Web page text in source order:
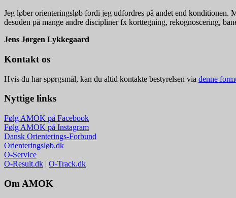
Jeg løber orienteringsløb fordi jeg udfordres på andet end
desuden på mange andre discipliner fx korttegning, rekognoscering,
Jens Jørgen Lykkegaard
Kontakt os
Hvis du har spørgsmål, kan du altid kontakte bestyrelsen via denne
Nyttige links
Følg AMOK på Facebook
Følg AMOK på Instagram
Dansk Orienterings-Forbund
Orienteringsløb.dk
O-Service
O-Result.dk | O-Track.dk
Om AMOK